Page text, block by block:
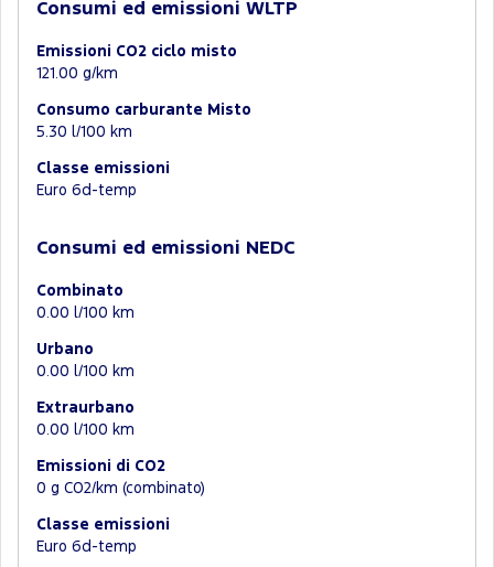
Consumi ed emissioni WLTP
Emissioni CO2 ciclo misto
121.00 g/km
Consumo carburante Misto
5.30 l/100 km
Classe emissioni
Euro 6d-temp
Consumi ed emissioni NEDC
Combinato
0.00 l/100 km
Urbano
0.00 l/100 km
Extraurbano
0.00 l/100 km
Emissioni di CO2
0 g CO2/km (combinato)
Classe emissioni
Euro 6d-temp